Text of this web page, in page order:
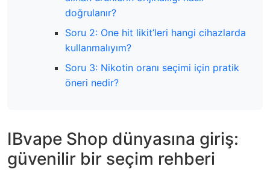
doğrulanır?
Soru 2: One hit likit’leri hangi cihazlarda
kullanmalıyım?
Soru 3: Nikotin oranı seçimi için pratik
öneri nedir?
IBvape Shop dünyasına giriş:
güvenilir bir seçim rehberi